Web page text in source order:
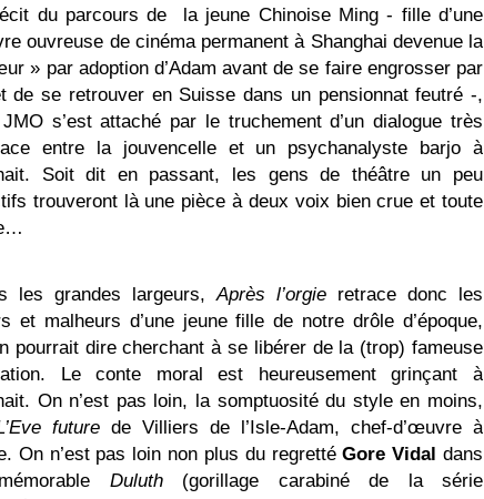
du parcours de la jeune Chinoise Ming - fille d’une
ouvreuse de cinéma permanent à Shanghai devenue la
» par adoption d’Adam avant de se faire engrosser par
de se retrouver en Suisse dans un pensionnat feutré -,
s’est attaché par le truchement d’un dialogue très
entre la jouvencelle et un psychanalyste barjo à
Soit dit en passant, les gens de théâtre un peu
trouveront là une pièce à deux voix bien crue et toute
les grandes largeurs,Après l’orgie retrace donc les
et malheurs d’une jeune fille de notre drôle d’époque,
pourrait dire cherchant à se libérer de la (trop) fameuse
Le conte moral est heureusement grinçant à
On n’est pas loin, la somptuosité du style en moins,
future de Villiers de l’Isle-Adam, chef-d’œuvre à
On n’est pas loin non plus du regrettéGore Vidal dans
Duluth(gorillage carabiné de la série